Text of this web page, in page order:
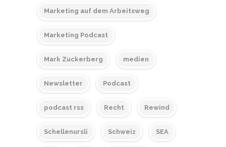
Marketing auf dem Arbeitsweg
Marketing Podcast
Mark Zuckerberg medien
Newsletter Podcast
podcast rss Recht Rewind
Schellenursli Schweiz SEA